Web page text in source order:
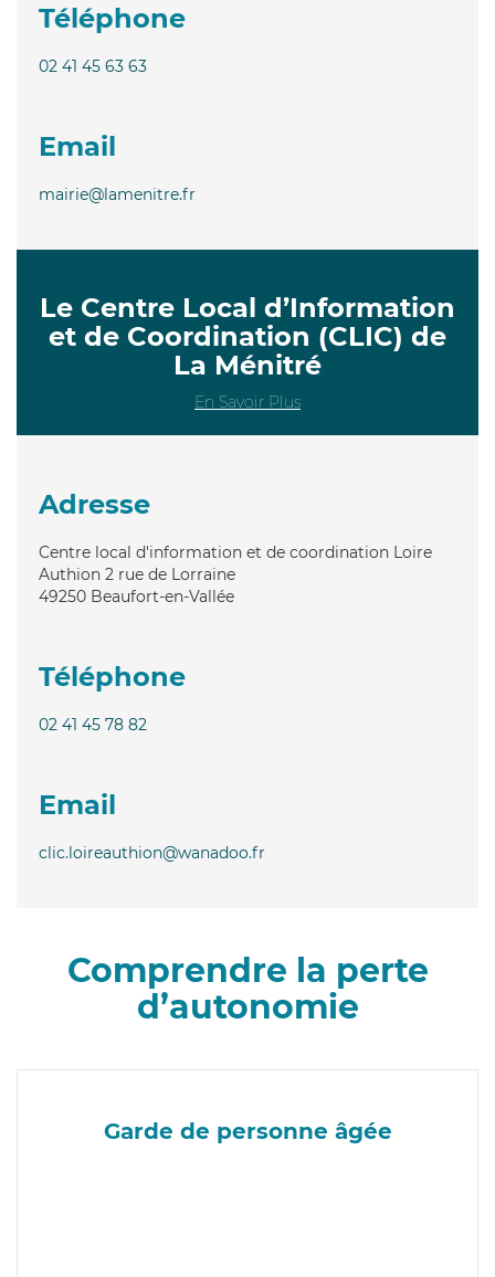
Téléphone
02 41 45 63 63
Email
mairie@lamenitre.fr
Le Centre Local d’Information
et de Coordination (CLIC) de
La Ménitré
En Savoir Plus
Adresse
Centre local d'information et de coordination Loire
Authion 2 rue de Lorraine
49250 Beaufort-en-Vallée
Téléphone
02 41 45 78 82
Email
clic.loireauthion@wanadoo.fr
Comprendre la perte
d’autonomie
Garde de personne âgée